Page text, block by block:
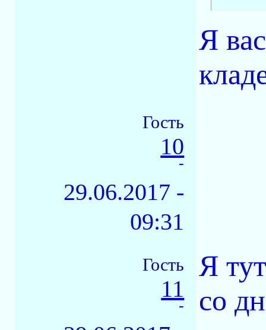
Я
Гость
10
-
29.06.2017 -
09:31
Гость
11
-
Я
со